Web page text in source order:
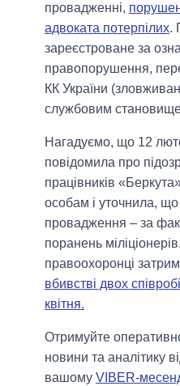
провадженні,
адвоката потерпілих.
зареєстроване за
правопорушення,
КК України
службовим
Нагадуємо, що 12
повідомила про
працівників
особам і уточнила,
провадження – за
поранень
правоохоронці
вбивстві двох
квітня.
Отримуйте
новини та аналітику
вашому VIBER-